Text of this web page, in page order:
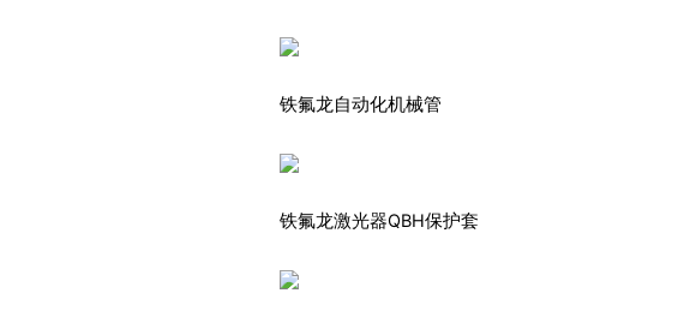
铁氟龙自动化机械管
铁氟龙激光器QBH保护套